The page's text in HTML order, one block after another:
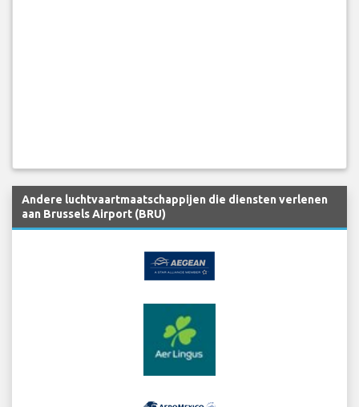
Andere luchtvaartmaatschappijen die diensten verlenen
aan Brussels Airport (BRU)